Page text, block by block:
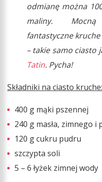
odmianę można
maliny. Mocną
fantastyczne
– takie samo ciasto
Tatin. Pycha!
Składniki na ciasto kruche:
400 g mąki pszennej
240 g masła, zimnego
120 g cukru pudru
szczypta soli
5 – 6 łyżek zimnej wody